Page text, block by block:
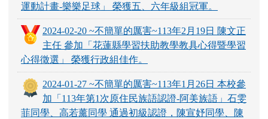
運動計畫-樂樂足球」 榮獲五、六年級組冠軍。
2024-02-20 ~不簡單的厲害~113年2月19日 陳文正
主任 參加「花蓮縣學習扶助教學教具心得暨學習
心得徵選」 榮獲行政組佳作。
2024-01-27 ~不簡單的厲害~113年1月26日 本校參
加「113年第1次原住民族語認證-阿美族語」石雯
菲同學、高若薰同學 通過初級認證，陳宣妤同學、陳